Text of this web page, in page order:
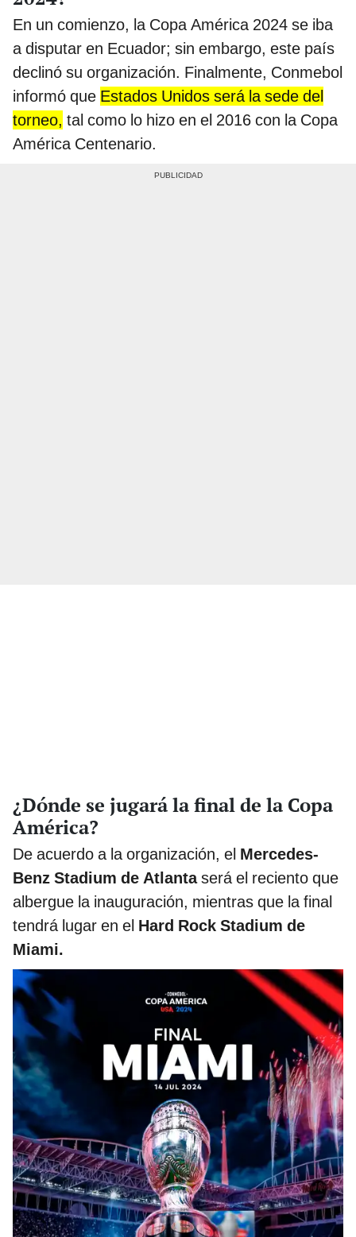
En un comienzo, la Copa América 2024 se iba
a disputar en Ecuador; sin embargo, este país
declinó su organización. Finalmente, Conmebol
informó que Estados Unidos será la sede del
torneo, tal como lo hizo en el 2016 con la Copa
América Centenario.
¿Dónde se jugará la final de la Copa
América?
De acuerdo a la organización, el Mercedes-
Benz Stadium de Atlantaserá el reciento que
albergue la inauguración, mientras que la final
tendrá lugar en el Hard Rock Stadium de
Miami.